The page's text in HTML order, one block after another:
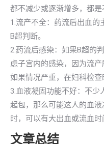
都不减少或逐渐增多，都是
1.流产不全：药流后出血的
B超判断。
2.药流后感染：如果B超的
虑子宫内的感染，因为流产
如果情况严重，在妇科检查
3.血液凝固功能不好：不少
起包，那么可能这人的血
时，可以有大出血或流血时
文章总结